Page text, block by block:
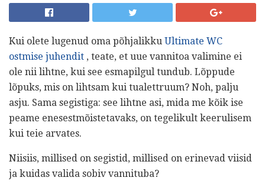
Kui olete lugenud oma põhjalikku Ultimate WC
ostmise juhendit , teate, et uue vannitoa valimine ei
ole nii lihtne, kui see esmapilgul tundub. Lõppude
lõpuks, mis on lihtsam kui tualettruum? Noh, palju
asju. Sama segistiga: see lihtne asi, mida me kõik ise
peame enesestmõistetavaks, on tegelikult keerulisem
kui teie arvates.
Niisiis, millised on segistid, millised on erinevad viisid
ja kuidas valida sobiv vannituba?